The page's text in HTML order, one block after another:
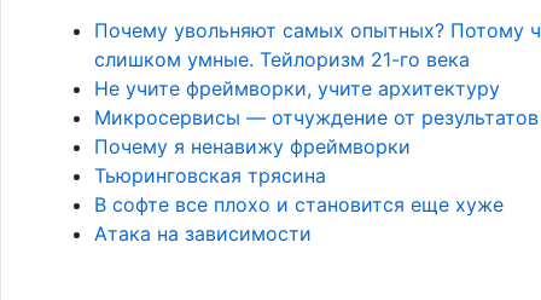
Почему увольняют самых опытных? Потому
слишком умные. Тейлоризм 21-го века
Не учите фреймворки, учите архитектуру
Микросервисы — отчуждение от
Почему я ненавижу фреймворки
Тьюринговская трясина
В софте все плохо и становится еще хуже
Атака на зависимости